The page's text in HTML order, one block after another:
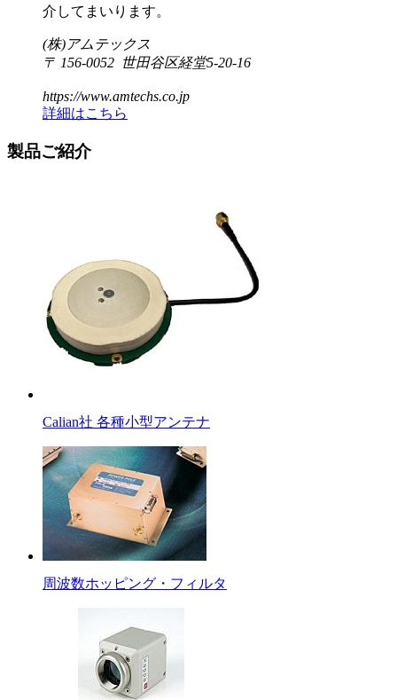
介してまいります。
(株)アムテックス
〒 156-0052 世田谷区経堂5-20-16
https://www.amtechs.co.jp
詳細はこちら
製品ご紹介
Calian社 各種小型アンテナ
周波数ホッピング・フィルタ